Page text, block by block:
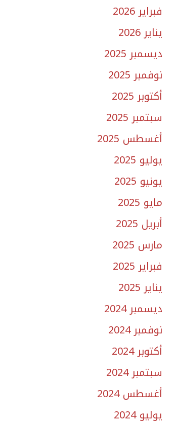
فبراير 2026
يناير 2026
ديسمبر 2025
نوفمبر 2025
أكتوبر 2025
سبتمبر 2025
أغسطس 2025
يوليو 2025
يونيو 2025
مايو 2025
أبريل 2025
مارس 2025
فبراير 2025
يناير 2025
ديسمبر 2024
نوفمبر 2024
أكتوبر 2024
سبتمبر 2024
أغسطس 2024
يوليو 2024